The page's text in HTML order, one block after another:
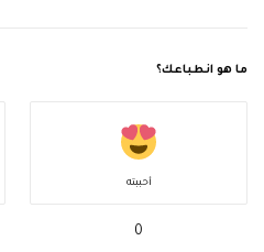
ما هو انطباعك؟
أحببته
0